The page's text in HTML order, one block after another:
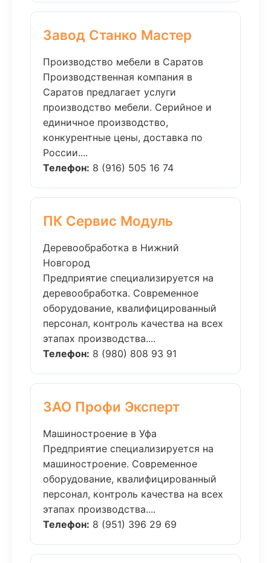
Завод Станко Мастер
Производство мебели в Саратов
Производственная компания в
Саратов предлагает услуги
производство мебели. Серийное и
единичное производство,
конкурентные цены, доставка по
России....
Телефон: 8 (916) 505 16 74
ПК Сервис Модуль
Деревообработка в Нижний
Новгород
Предприятие специализируется на
деревообработка. Современное
оборудование, квалифицированный
персонал, контроль качества на всех
этапах производства....
Телефон: 8 (980) 808 93 91
ЗАО Профи Эксперт
Машиностроение в Уфа
Предприятие специализируется на
машиностроение. Современное
оборудование, квалифицированный
персонал, контроль качества на всех
этапах производства....
Телефон: 8 (951) 396 29 69